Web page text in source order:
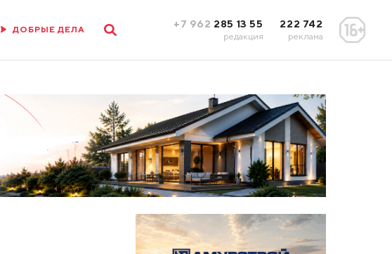
ДОБРЫЕ ДЕЛА +7 962 285 13 55
редакция
222 742
реклама